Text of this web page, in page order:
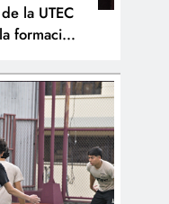
la UTEC
formación